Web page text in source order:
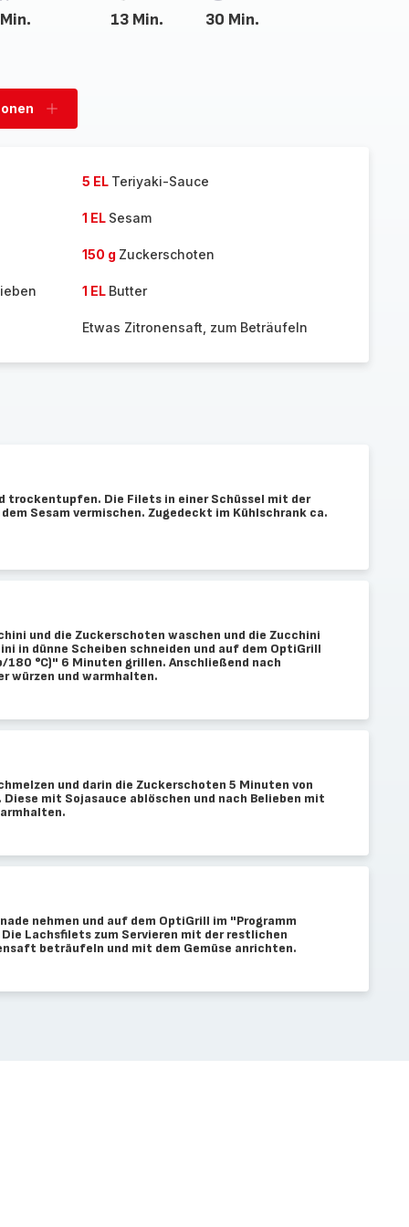
13 Min. 30 Min.
Personen
5 EL Teriyaki-Sauce
1 EL Sesam
150 g Zuckerschoten
1 EL Butter
Etwas Zitronensaft, zum Beträufeln
trockentupfen. Die Filets in einer Schüssel mit der
Sesam vermischen. Zugedeckt im Kühlschrank ca.
und die Zuckerschoten waschen und die Zucchini
in dünne Scheiben schneiden und auf dem OptiGrill
180 °C)" 6 Minuten grillen. Anschließend nach
würzen und warmhalten.
und darin die Zuckerschoten 5 Minuten von
mit Sojasauce ablöschen und nach Belieben mit
nehmen und auf dem OptiGrill im "Programm
Lachsfilets zum Servieren mit der restlichen
beträufeln und mit dem Gemüse anrichten.